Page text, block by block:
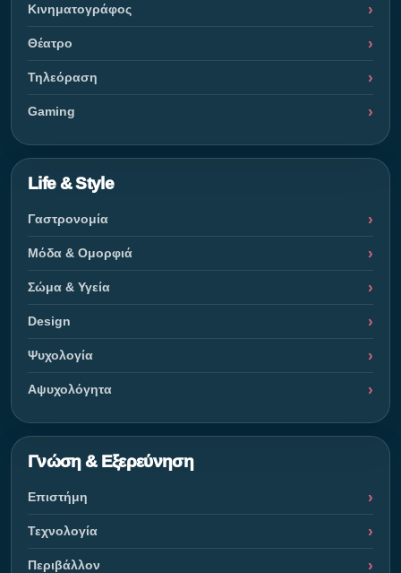
Κινηματογράφος
Θέατρο
Τηλεόραση
Gaming
Life & Style
Γαστρονομία
Μόδα & Ομορφιά
Σώμα & Υγεία
Design
Ψυχολογία
Αψυχολόγητα
Γνώση & Εξερεύνηση
Επιστήμη
Τεχνολογία
Περιβάλλον